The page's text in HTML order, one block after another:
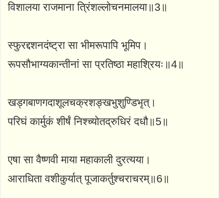
विशालया राजमाना त्रिंशल्लोचनमालया॥3॥
स्फुरद्दशनदंष्ट्रा सा भीमरूपापि भूमिप।
रूपसौभाग्यकान्तीनां सा प्रतिष्ठा महाश्रियः॥4॥
खड्गबाणगदाशूलचक्रशङ्खभुशुण्डिभृत्।
परिघं कार्मुकं शीर्षं निश्च्योतद्रुधिरं दधौ॥5॥
एषा सा वैष्णवी माया महाकाली दुरत्यया।
आराधिता वशीकुर्यात् पूजाकर्तुश्चराचरम्॥6॥